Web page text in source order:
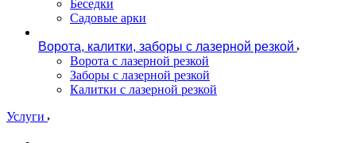
Беседки
Садовые арки
Ворота, калитки, заборы с лазерной резкой
Ворота с лазерной резкой
Заборы с лазерной резкой
Калитки с лазерной резкой
Услуги